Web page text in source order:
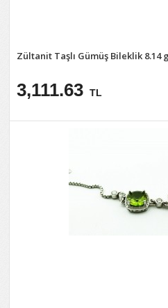
Zültanit Taşlı Gümüş Bileklik 8.14
3,111.63 TL